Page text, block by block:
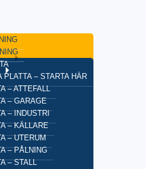
PLATTA – STARTA HÄR
– ATTEFALL
– GARAGE
– INDUSTRI
– KÄLLARE
– UTERUM
– PÅLNING
– STALL